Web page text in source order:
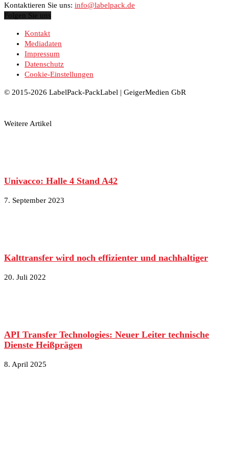
Kontaktieren Sie uns: info@labelpack.de
Folgen Sie uns
Kontakt
Mediadaten
Impressum
Datenschutz
Cookie-Einstellungen
© 2015-2026 LabelPack-PackLabel | GeigerMedien GbR
Weitere Artikel
Univacco: Halle 4 Stand A42
7. September 2023
Kalttransfer wird noch effizienter und nachhaltiger
20. Juli 2022
API Transfer Technologies: Neuer Leiter technische
Dienste Heißprägen
8. April 2025